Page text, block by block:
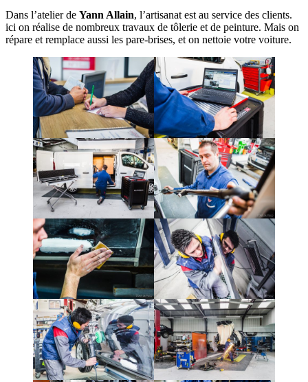
Dans l’atelier de Yann Allain, l’artisanat est au service des clients.
ici on réalise de nombreux travaux de tôlerie et de peinture. Mais on
répare et remplace aussi les pare-brises, et on nettoie votre voiture.